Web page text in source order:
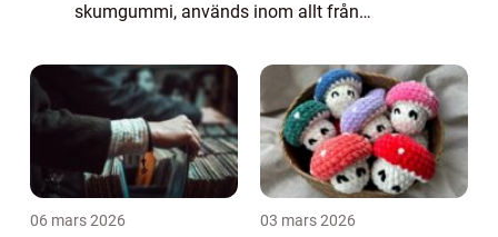
skumgummi, används inom allt från
06 mars 2026 03 mars 2026